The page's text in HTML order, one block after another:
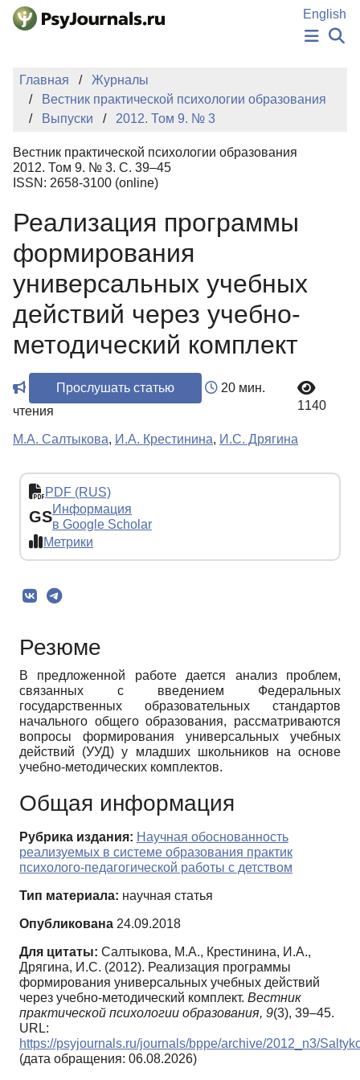
Перейти к основному содержанию
English
НОВОСТИ
ИЗДАНИЯ
АВТОРЫ
БАЗА ЗНАНИЙ
КЛЮЧЕВЫЕ СЛОВА
Регистрация
Главная
Журналы
Вестник практической психологии образования
Выпуски
2012. Том 9. № 3
Вестник практической психологии образования
2012. Том 9. № 3. С. 39–45
ISSN: 2658-3100 (online)
Реализация программы
формирования
универсальных учебных
действий через учебно-
методический комплект
Прослушать статью
20 мин.
чтения
1140
М.А. Салтыкова, И.А. Крестинина, И.С. Дрягина
PDF (RUS)
GSИнформация
в Google Scholar
Метрики
Резюме
В предложенной работе дается анализ проблем,
связанных с введением Федеральных
государственных образовательных стандартов
начального общего образования, рассматриваются
вопросы формирования универсальных учебных
действий (УУД) у младших школьников на основе
учебно-методических комплектов.
Общая информация
Рубрика издания: Научная обоснованность
реализуемых в системе образования практик
психолого-педагогической работы с детством
Тип материала: научная статья
Опубликована 24.09.2018
Для цитаты: Салтыкова, М.А., Крестинина, И.А.,
Дрягина, И.С. (2012). Реализация программы
формирования универсальных учебных действий
через учебно-методический комплект. Вестник
практической психологии образования, 9(3), 39–45.
URL:
https://psyjournals.ru/journals/bppe/archive/2012_n3/
(дата обращения: 06.08.2026)